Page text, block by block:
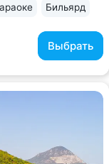
Выбрать
Бильярд